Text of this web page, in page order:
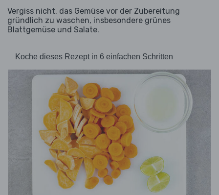
Vergiss nicht, das Gemüse vor der Zubereitung
gründlich zu waschen, insbesondere grünes
Blattgemüse und Salate.
Koche dieses Rezept in 6 einfachen Schritten